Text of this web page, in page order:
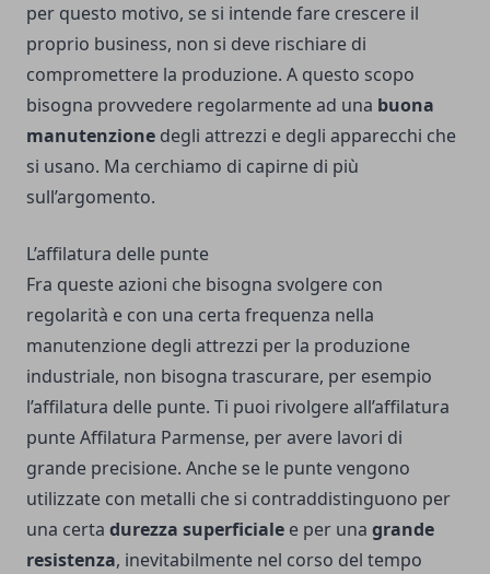
per questo motivo, se si intende fare crescere il
proprio business, non si deve rischiare di
compromettere la produzione. A questo scopo
bisogna provvedere regolarmente ad una buona
manutenzione degli attrezzi e degli apparecchi che
si usano. Ma cerchiamo di capirne di più
sull’argomento.
L’affilatura delle punte
Fra queste azioni che bisogna svolgere con
regolarità e con una certa frequenza nella
manutenzione degli attrezzi per la produzione
industriale, non bisogna trascurare, per esempio
l’affilatura delle punte. Ti puoi rivolgere all’affilatura
punte Affilatura Parmense, per avere lavori di
grande precisione. Anche se le punte vengono
utilizzate con metalli che si contraddistinguono per
una certa durezza superficiale e per una grande
resistenza, inevitabilmente nel corso del tempo